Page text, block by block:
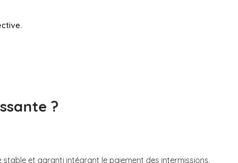
?
stable et garanti intégrant le paiement des intermissions.